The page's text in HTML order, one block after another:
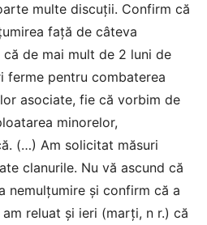
multe discuții. Confirm că
față de câteva
de mai mult de 2 luni de
ferme pentru combaterea
asociate, fie că vorbim de
minorelor,
(…) Am solicitat măsuri
clanurile. Nu vă ascund că
nemulțumire și confirm că a
reluat și ieri (marți, n r.) că